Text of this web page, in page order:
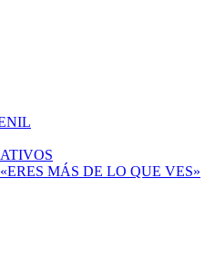
MÁS DE LO QUE VES»